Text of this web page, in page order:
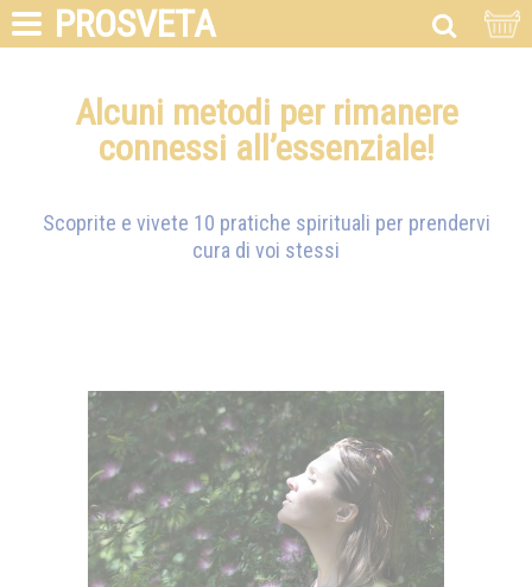
PROSVETA
Alcuni metodi per rimanere
connessi all’essenziale!
Scoprite e vivete 10 pratiche spirituali per prendervi
cura di voi stessi